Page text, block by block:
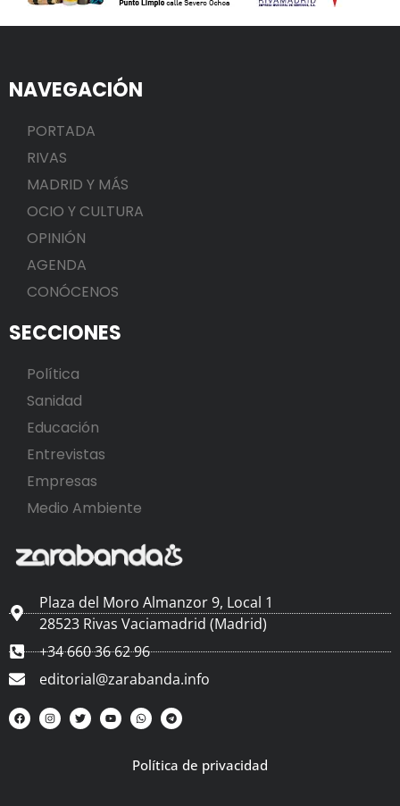
NAVEGACIÓN
PORTADA
RIVAS
MADRID Y MÁS
OCIO Y CULTURA
OPINIÓN
AGENDA
CONÓCENOS
SECCIONES
Política
Sanidad
Educación
Entrevistas
Empresas
Medio Ambiente
Plaza del Moro Almanzor 9, Local 1
28523 Rivas Vaciamadrid (Madrid)
+34 660 36 62 96
editorial@zarabanda.info
Política de privacidad